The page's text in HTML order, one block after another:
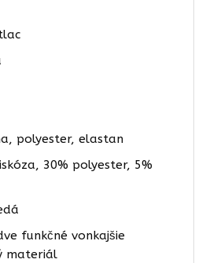
polyester, elastan
30% polyester, 5%
funkčné vonkajšie
materiál